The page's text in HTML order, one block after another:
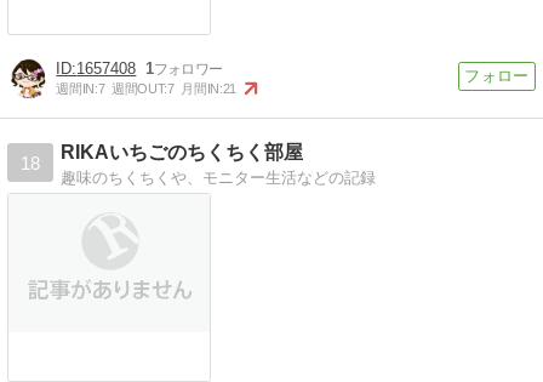
1657408 1
週間IN:7 週間OUT:7 月間IN:21
18
RIKAいちごのちくちく部屋
趣味のちくちくや、モニター生活などの記録